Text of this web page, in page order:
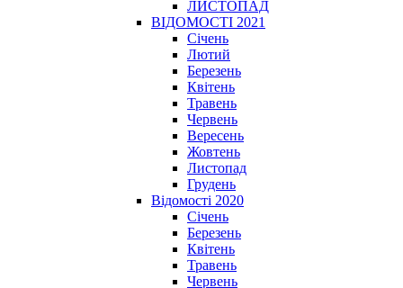
ЛИСТОПАД
ВІДОМОСТІ 2021
Січень
Лютий
Березень
Квітень
Травень
Червень
Вересень
Жовтень
Листопад
Грудень
Відомості 2020
Січень
Березень
Квітень
Травень
Червень